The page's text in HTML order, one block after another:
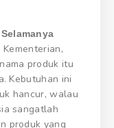
produk itu
Kebutuhan ini
hancur, walau
sangatlah
produk yang